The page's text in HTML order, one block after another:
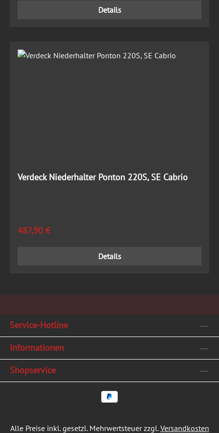
Details
Verdeck Niederhalter Ponton 220S, SE Cabrio
Regulärer Preis:
487,90 €
Details
Service-Hotline
Informationen
Shopservice
Alle Preise inkl. gesetzl. Mehrwertsteuer zzgl.Versandkosten